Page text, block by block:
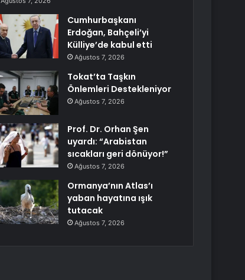
Cumhurbaşkanı
Erdoğan, Bahçeli’yi
Külliye’de kabul etti
Ağustos 7, 2026
Tokat’ta Taşkın
Önlemleri Destekleniyor
Ağustos 7, 2026
Prof. Dr. Orhan Şen
uyardı: “Arabistan
sıcakları geri dönüyor!”
Ağustos 7, 2026
Ormanya’nın Atlas’ı
yaban hayatına ışık
tutacak
Ağustos 7, 2026